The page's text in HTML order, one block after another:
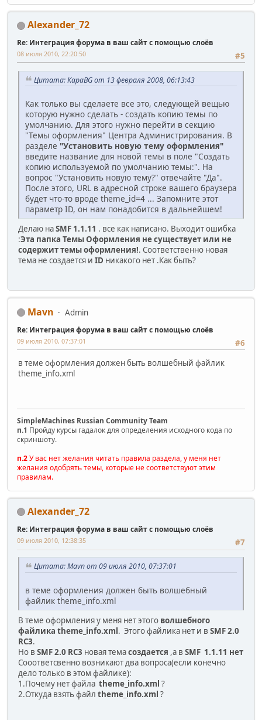
Alexander_72
Re: Интеграция форума в ваш сайт с помощью слоёв
#5
08 июля 2010, 22:20:50
Цитата: KapaBG от 13 февраля 2008, 06:13:43
Как только вы сделаете все это, следующей вещью
которую нужно сделать - создать копию темы по
умолчанию. Для этого нужно перейти в секцию
"Темы оформления" Центра Администрирования. В
разделе "Установить новую тему оформления"
введите название для новой темы в поле "Создать
копию используемой по умолчанию темы:". На
вопрос "Установить новую тему?" отвечайте "Да".
После этого, URL в адресной строке вашего браузера
будет что-то вроде theme_id=4 ... Запомните этот
параметр ID, он нам понадобится в дальнейшем!
Делаю наSMF 1.1.11 . все как написано. Выходит ошибка
:Эта папка Темы Оформления не существует или не
содержит темы оформления!. Соответственно новая
тема не создается и ID никакого нет .Как быть?
Mavn Admin
Re: Интеграция форума в ваш сайт с помощью слоёв
#6
09 июля 2010, 07:37:01
в теме оформления должен быть волшебный файлик
theme_info.xml
SimpleMachines Russian Community Team
п.1 Пройду курсы гадалок для определения исходного кода по
скриншоту.
п.2У вас нет желания читать правила раздела, у меня нет
желания одобрять темы, которые не соответствуют этим
правилам.
Alexander_72
Re: Интеграция форума в ваш сайт с помощью слоёв
#7
09 июля 2010, 12:38:35
Цитата: Mavn от 09 июля 2010, 07:37:01
в теме оформления должен быть волшебный
файлик theme_info.xml
В теме оформления у меня нет этого волшебного
файлика theme_info.xml. Этого файлика нет и в SMF 2.0
RC3.
Но в SMF 2.0 RC3 новая темасоздается ,а в SMF 1.1.11 нет
Сооответсвенно возникают два вопроса(если конечно
дело только в этом файлике):
1.Почему нет файла theme_info.xml ?
2.Откуда взять файл theme_info.xml ?